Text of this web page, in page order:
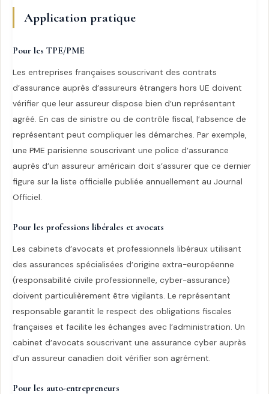
Application pratique
Pour les TPE/PME
Les entreprises françaises souscrivant des contrats
d’assurance auprès d’assureurs étrangers hors UE doivent
vérifier que leur assureur dispose bien d’un représentant
agréé. En cas de sinistre ou de contrôle fiscal, l’absence de
représentant peut compliquer les démarches. Par exemple,
une PME parisienne souscrivant une police d’assurance
auprès d’un assureur américain doit s’assurer que ce dernier
figure sur la liste officielle publiée annuellement au Journal
Officiel.
Pour les professions libérales et avocats
Les cabinets d’avocats et professionnels libéraux utilisant
des assurances spécialisées d’origine extra-européenne
(responsabilité civile professionnelle, cyber-assurance)
doivent particulièrement être vigilants. Le représentant
responsable garantit le respect des obligations fiscales
françaises et facilite les échanges avec l’administration. Un
cabinet d’avocats souscrivant une assurance cyber auprès
d’un assureur canadien doit vérifier son agrément.
Pour les auto-entrepreneurs